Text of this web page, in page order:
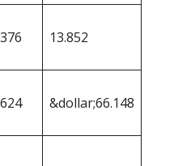
13.852
&dollar;66.148